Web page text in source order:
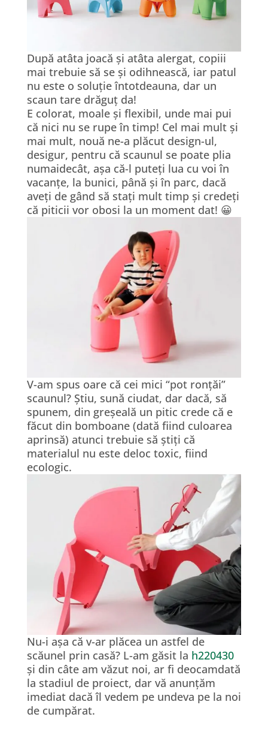
După atâta joacă și atâta alergat, copiii
mai trebuie să se și odihnească, iar patul
nu este o soluție întotdeauna, dar un
scaun tare drăguț da!
E colorat, moale și flexibil, unde mai pui
că nici nu se rupe în timp! Cel mai mult și
mai mult, nouă ne-a plăcut design-ul,
desigur, pentru că scaunul se poate plia
numaidecât, așa că-l puteți lua cu voi în
vacanțe, la bunici, până și în parc, dacă
aveți de gând să stați mult timp și credeți
că piticii vor obosi la un moment dat! 😀
V-am spus oare că cei mici “pot ronțăi”
scaunul? Știu, sună ciudat, dar dacă, să
spunem, din greșeală un pitic crede că e
făcut din bomboane (dată fiind culoarea
aprinsă) atunci trebuie să știți că
materialul nu este deloc toxic, fiind
ecologic.
Nu-i așa că v-ar plăcea un astfel de
scăunel prin casă? L-am găsit la h220430
și din câte am văzut noi, ar fi deocamdată
la stadiul de proiect, dar vă anunțăm
imediat dacă îl vedem pe undeva pe la noi
de cumpărat.